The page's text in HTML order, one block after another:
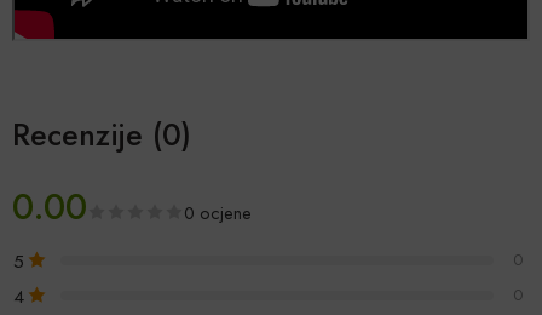
Recenzije (0)
0.00 0 ocjene
5 0
4 0